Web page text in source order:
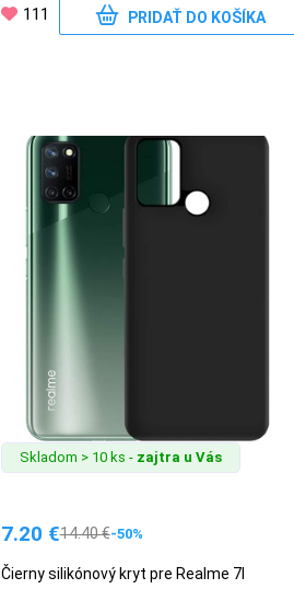
111 PRIDAŤ DO KOŠÍKA
Skladom > 10 ks - zajtra u Vás
7.20 €14.40€-50%
Čierny silikónový kryt pre Realme 7I